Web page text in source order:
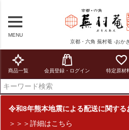
MENU
京都・六角 蕪村菴 -おか
商品一覧 会員登録・ログイン 特定原材
令和8年熊本地震による配送に関する
＞＞＞詳細はこちら